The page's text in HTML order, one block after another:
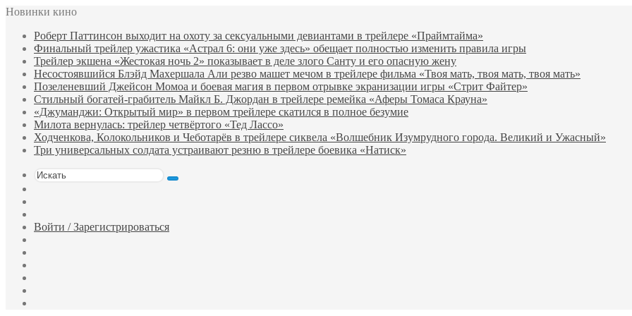
Новинки кино
Роберт Паттинсон выходит на охоту за сексуальными девиантами в трейлере «Праймтайма»
Финальный трейлер ужастика «Астрал 6: они уже здесь» обещает полностью изменить правила игры
Трейлер экшена «Жестокая ночь 2» показывает в деле злого Санту и его опасную жену
Несостоявшийся Блэйд Махершала Али резво машет мечом в трейлере фильма «Твоя мать, твоя мать, твоя мать»
Позеленевший Джейсон Момоа и боевая магия в первом отрывке экранизации игры «Стрит Файтер»
Стильный богатей-грабитель Майкл Б. Джордан в трейлере ремейка «Аферы Томаса Крауна»
«Джуманджи: Открытый мир» в первом трейлере скатился в полное безумие
Милота вернулась: трейлер четвёртого «Тед Лассо»
Ходченкова, Колокольников и Чеботарёв в трейлере сиквела «Волшебник Изумрудного города. Великий и Ужасный»
Три универсальных солдата устраивают резню в трейлере боевика «Натиск»
Искать
фильм
Войти / Зарегистрироваться